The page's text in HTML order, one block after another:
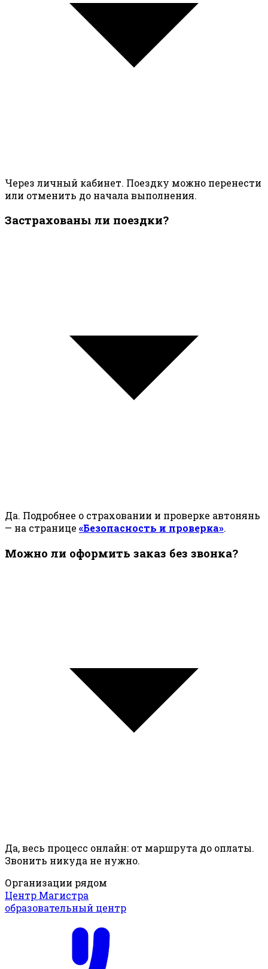
Через личный кабинет. Поездку можно перенести
или отменить до начала выполнения.
Застрахованы ли поездки?
Да. Подробнее о страховании и проверке автонянь
— на странице «Безопасность и проверка».
Можно ли оформить заказ без звонка?
Да, весь процесс онлайн: от маршрута до оплаты.
Звонить никуда не нужно.
Организации рядом
Центр Магистра
образовательный центр